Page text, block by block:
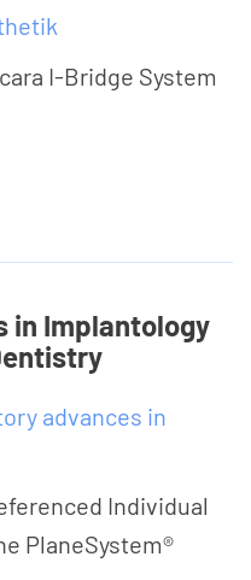
I-Bridge System
in Implantology
advances in
Individual
PlaneSystem®